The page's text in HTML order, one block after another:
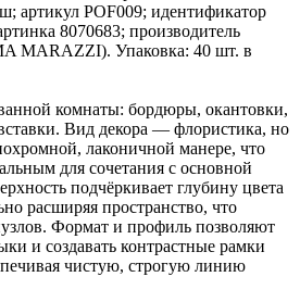
артикул POF009; идентификатор
8070683; производитель
MARAZZI). Упаковка: 40 шт. в
комнаты: бордюры, окантовки,
Вид декора — флористика, но
лаконичной манере, что
для сочетания с основной
подчёркивает глубину цвета
расширяя пространство, что
Формат и профиль позволяют
и создавать контрастные рамки
чистую, строгую линию